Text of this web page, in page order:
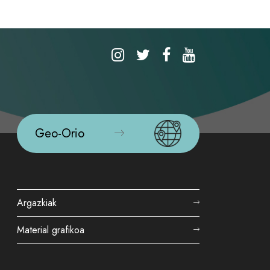
Geo-Orio
Argazkiak
Material grafikoa